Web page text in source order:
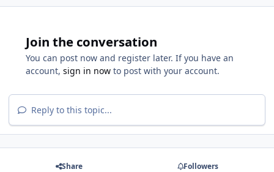
Join the conversation
You can post now and register later. If you have an
account, sign in now to post with your account.
Reply to this topic...
Share Followers